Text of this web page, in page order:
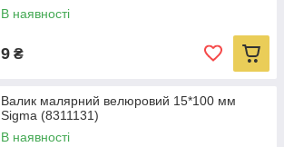
В наявності
9 ₴
Валик малярний велюровий 15*100 мм
Sigma (8311131)
В наявності